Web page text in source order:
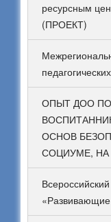
ресурсным
(ПРОЕКТ)
ОПЫТ ДОО
ОСНОВ
СОЦИУМЕ,